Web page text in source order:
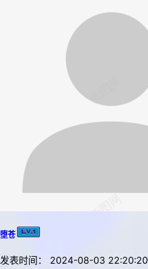
堕苍
发表时间： 2024-08-03 22:20:20